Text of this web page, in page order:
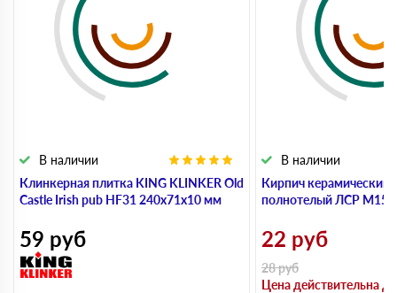
Клинкерная плитка KING KLINKER Old
Castle Irish pub HF31 240х71х10 мм
В наличии
59 руб
Кирпич керамический
полнотелый ЛСР
В наличии
22 руб
28руб
Цена действительна